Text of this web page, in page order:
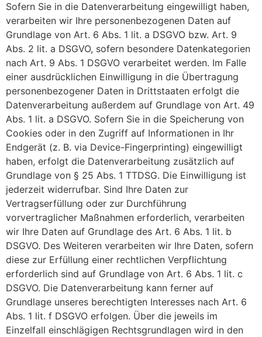
Sofern Sie in die Datenverarbeitung eingewilligt haben,
verarbeiten wir Ihre personenbezogenen Daten auf
Grundlage von Art. 6 Abs. 1 lit. a DSGVO bzw. Art. 9
Abs. 2 lit. a DSGVO, sofern besondere Datenkategorien
nach Art. 9 Abs. 1 DSGVO verarbeitet werden. Im Falle
einer ausdrücklichen Einwilligung in die Übertragung
personenbezogener Daten in Drittstaaten erfolgt die
Datenverarbeitung außerdem auf Grundlage von Art. 49
Abs. 1 lit. a DSGVO. Sofern Sie in die Speicherung von
Cookies oder in den Zugriff auf Informationen in Ihr
Endgerät (z. B. via Device-Fingerprinting) eingewilligt
haben, erfolgt die Datenverarbeitung zusätzlich auf
Grundlage von § 25 Abs. 1 TTDSG. Die Einwilligung ist
jederzeit widerrufbar. Sind Ihre Daten zur
Vertragserfüllung oder zur Durchführung
vorvertraglicher Maßnahmen erforderlich, verarbeiten
wir Ihre Daten auf Grundlage des Art. 6 Abs. 1 lit. b
DSGVO. Des Weiteren verarbeiten wir Ihre Daten, sofern
diese zur Erfüllung einer rechtlichen Verpflichtung
erforderlich sind auf Grundlage von Art. 6 Abs. 1 lit. c
DSGVO. Die Datenverarbeitung kann ferner auf
Grundlage unseres berechtigten Interesses nach Art. 6
Abs. 1 lit. f DSGVO erfolgen. Über die jeweils im
Einzelfall einschlägigen Rechtsgrundlagen wird in den